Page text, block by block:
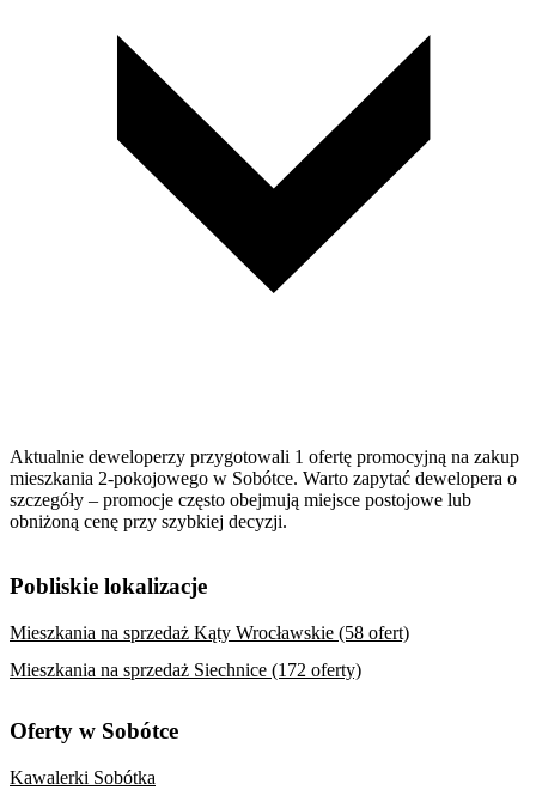
Aktualnie deweloperzy przygotowali 1 ofertę promocyjną na zakup
mieszkania 2-pokojowego w Sobótce. Warto zapytać dewelopera o
szczegóły – promocje często obejmują miejsce postojowe lub
obniżoną cenę przy szybkiej decyzji.
Pobliskie lokalizacje
Mieszkania na sprzedaż Kąty Wrocławskie (58 ofert)
Mieszkania na sprzedaż Siechnice (172 oferty)
Oferty w Sobótce
Kawalerki Sobótka